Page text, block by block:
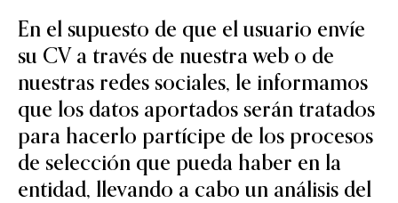
En el supuesto de que el usuario envíe
su CV a través de nuestra web o de
nuestras redes sociales, le informamos
que los datos aportados serán tratados
para hacerlo partícipe de los procesos
de selección que pueda haber en la
entidad, llevando a cabo un análisis del